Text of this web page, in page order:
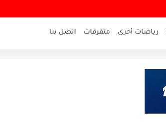
رياضات أخرى متفرقات اتصل بنا